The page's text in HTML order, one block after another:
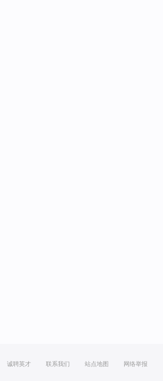
诚聘英才 联系我们 站点地图 网络举报